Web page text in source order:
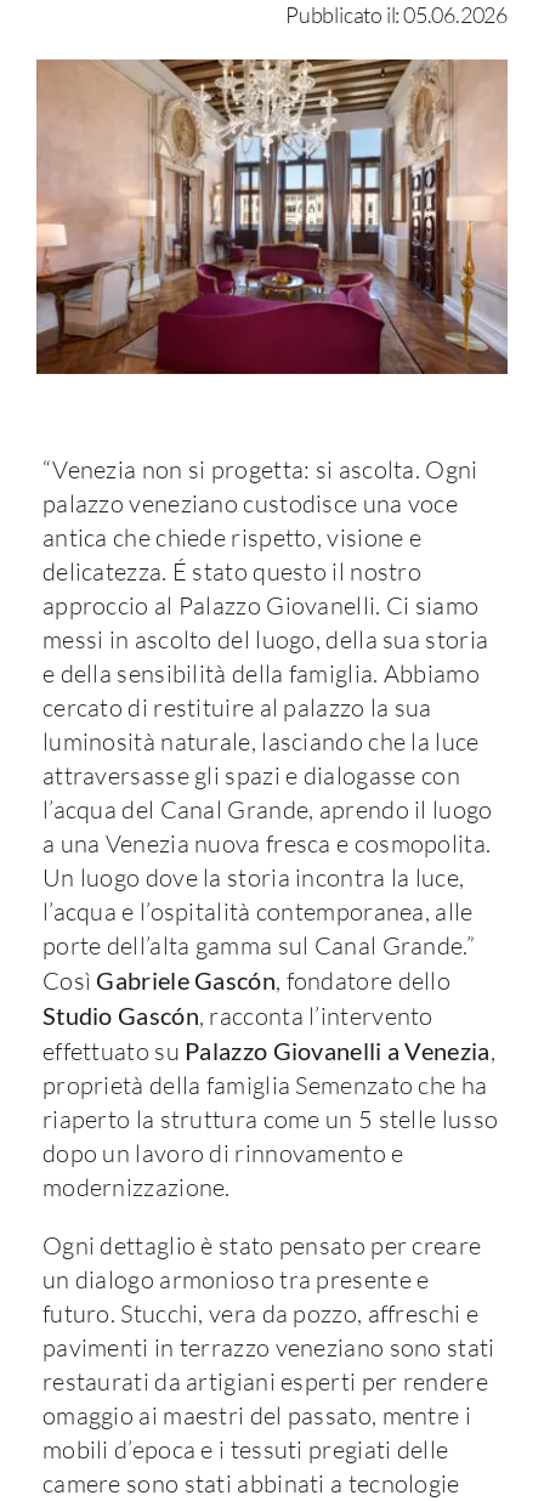
Pubblicato il: 05.06.2026
“Venezia non si progetta: si ascolta. Ogni
palazzo veneziano custodisce una voce
antica che chiede rispetto, visione e
delicatezza. É stato questo il nostro
approccio al Palazzo Giovanelli. Ci siamo
messi in ascolto del luogo, della sua storia
e della sensibilità della famiglia. Abbiamo
cercato di restituire al palazzo la sua
luminosità naturale, lasciando che la luce
attraversasse gli spazi e dialogasse con
l’acqua del Canal Grande, aprendo il luogo
a una Venezia nuova fresca e cosmopolita.
Un luogo dove la storia incontra la luce,
l’acqua e l’ospitalità contemporanea, alle
porte dell’alta gamma sul Canal Grande.”
Così Gabriele Gascón, fondatore dello
Studio Gascón, racconta l’intervento
effettuato su Palazzo Giovanelli a Venezia,
proprietà della famiglia Semenzato che ha
riaperto la struttura come un 5 stelle lusso
dopo un lavoro di rinnovamento e
modernizzazione.
Ogni dettaglio è stato pensato per creare
un dialogo armonioso tra presente e
futuro. Stucchi, vera da pozzo, affreschi e
pavimenti in terrazzo veneziano sono stati
restaurati da artigiani esperti per rendere
omaggio ai maestri del passato, mentre i
mobili d’epoca e i tessuti pregiati delle
camere sono stati abbinati a tecnologie